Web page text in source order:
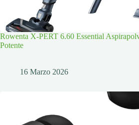
Rowenta X-PERT 6.60 Essential
Potente
16 Marzo 2026